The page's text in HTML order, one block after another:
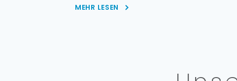
MEHR LESEN